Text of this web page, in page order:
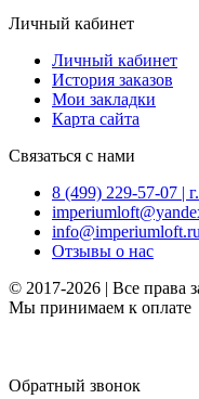
Личный кабинет
Личный кабинет
История заказов
Мои закладки
Карта сайта
Связаться с нами
8 (499) 229-57-07 |
info@imperiumloft.ru
Отзывы о нас
© 2017-2026 | Все права
Мы принимаем к оплате
Обратный звонок